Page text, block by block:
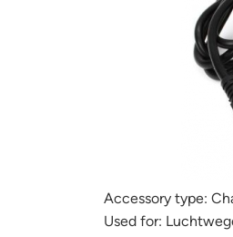
Accessory type:
Used for: